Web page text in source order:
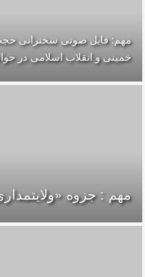
مهم: فایل صوتی سخنرانی
خمینی و انقلاب اسلامی در
مهم : جزوه